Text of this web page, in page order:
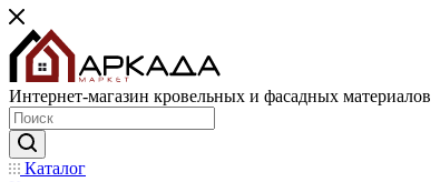
Интернет-магазин кровельных и фасадных материалов
Каталог